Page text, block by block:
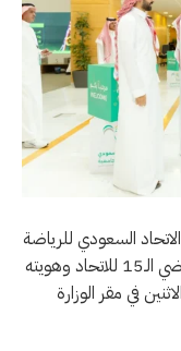
السعودي للرياضة
الجامعية الأستاذ يوسف البنيان, الموسم الرياضي الـ15 للاتحاد وهويته
في مقر الوزارة